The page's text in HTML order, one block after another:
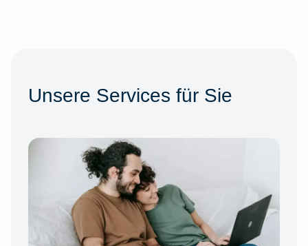
Unsere Services für Sie